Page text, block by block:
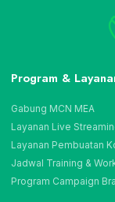
Program &
Gabung MCN MEA
Layanan Live
Layanan Pembuatan
Jadwal Training &
Program Campaign